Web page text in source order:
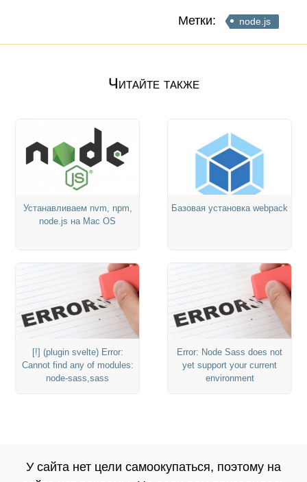
Метки: node.js
Читайте также
Устанавливаем nvm, npm,
node.js на Mac OS
Базовая установка webpack
[!] (plugin svelte) Error:
Cannot find any of modules:
node-sass,sass
Error: Node Sass does not
yet support your current
environment
У сайта нет цели самоокупаться, поэтому на